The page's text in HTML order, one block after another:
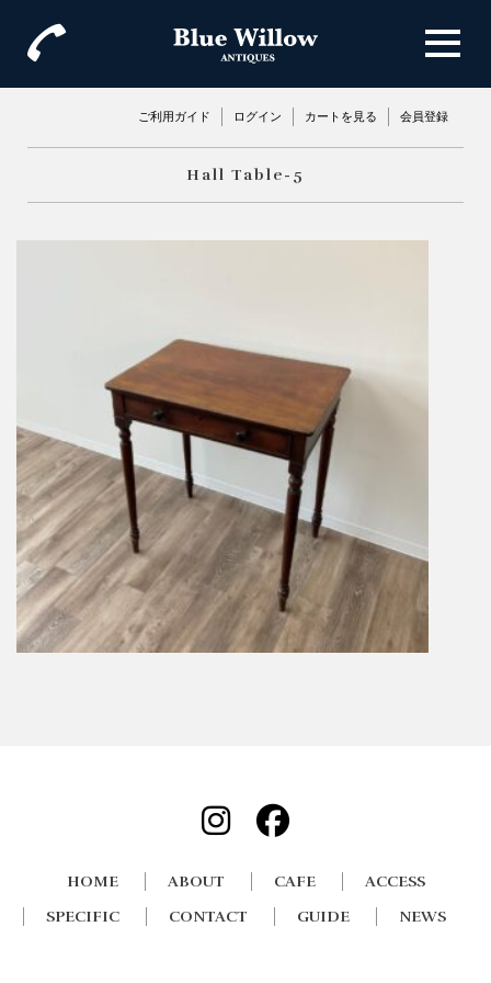
ご利用ガイド ログイン カートを見る 会員登録
Hall Table-5
HOME ABOUT CAFE
ACCESS
SPECIFIC
CONTACT GUIDE NEWS